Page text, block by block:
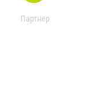
Партнер